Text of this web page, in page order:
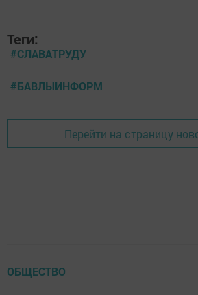
Теги:
#СЛАВАТРУДУ
#БАВЛЫИНФОРМ
Перейти на страницу
ОБЩЕСТВО